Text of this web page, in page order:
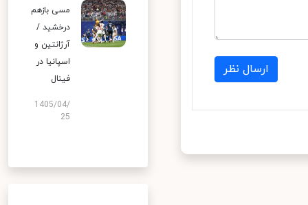
ارسال نظر
مسی بازهم
درخشید /
آرژانتین و
اسپانیا در
فینال
1405/04/
25